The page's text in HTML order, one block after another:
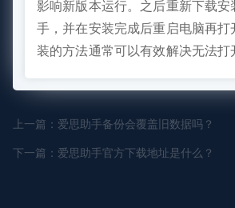
影响新版本运行。之后重新下载安
手，并在安装完成后重启电脑再打
装的方法通常可以有效解决无法打
上一篇：爱思助手备份会覆盖旧数据吗？
下一篇：爱思助手官方下载地址是什么？